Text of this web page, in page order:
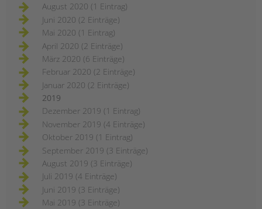
August 2020 (1 Eintrag)
Juni 2020 (2 Einträge)
Mai 2020 (1 Eintrag)
April 2020 (2 Einträge)
März 2020 (6 Einträge)
Februar 2020 (2 Einträge)
Januar 2020 (2 Einträge)
2019
Dezember 2019 (1 Eintrag)
November 2019 (4 Einträge)
Oktober 2019 (1 Eintrag)
September 2019 (3 Einträge)
August 2019 (3 Einträge)
Juli 2019 (4 Einträge)
Juni 2019 (3 Einträge)
Mai 2019 (3 Einträge)